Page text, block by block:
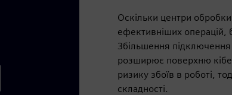
Оскільки центри
ефективніших операцій,
Збільшення
розширює поверхню
ризику збоїв в роботі,
складності.